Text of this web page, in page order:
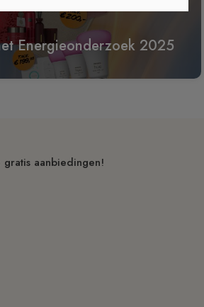
Energieonderzoek 2025
aanbiedingen!